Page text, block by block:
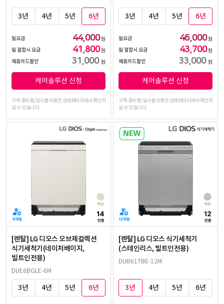
3년 4년 5년 6년
월요금 44,000원
월 결합시 요금
41,800원
제휴카드할인
31,000 원
케어솔루션 신청
구독 총비용/일시불 비용은 상세페이지에서 확인하
실 수 있습니다.
3년 4년 5년 6년
월요금 46,000원
월 결합시 요금
43,700원
제휴카드할인
33,000 원
케어솔루션 신청
구독 총비용/일시불 비용은 상세페이지에서 확인하
실 수 있습니다.
[렌탈] LG 디오스 오브제컬렉션
식기세척기(네이처베이지,
빌트인전용)
DUE6BGLE-6M
3년 4년 5년 6년
[렌탈] LG 디오스 식기세척기
(스테인리스, 빌트인전용)
DUB61TBE-12M
3년 4년 5년 6년